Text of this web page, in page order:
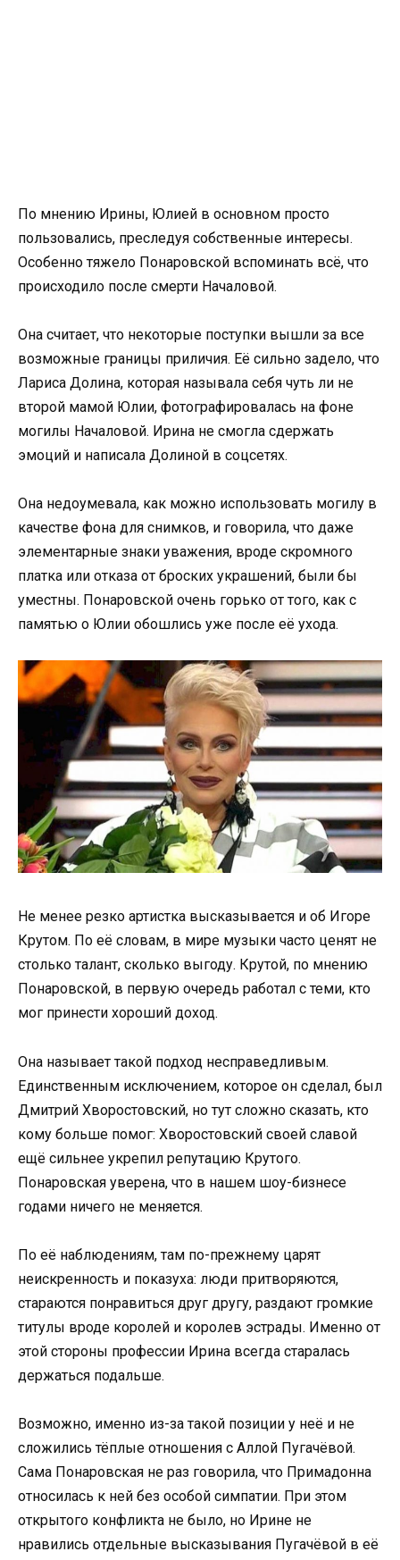
По мнению Ирины, Юлией в основном просто
пользовались, преследуя собственные интересы.
Особенно тяжело Понаровской вспоминать всё, что
происходило после смерти Началовой.
Она считает, что некоторые поступки вышли за все
возможные границы приличия. Её сильно задело, что
Лариса Долина, которая называла себя чуть ли не
второй мамой Юлии, фотографировалась на фоне
могилы Началовой. Ирина не смогла сдержать
эмоций и написала Долиной в соцсетях.
Она недоумевала, как можно использовать могилу в
качестве фона для снимков, и говорила, что даже
элементарные знаки уважения, вроде скромного
платка или отказа от броских украшений, были бы
уместны. Понаровской очень горько от того, как с
памятью о Юлии обошлись уже после её ухода.
Не менее резко артистка высказывается и об Игоре
Крутом. По её словам, в мире музыки часто ценят не
столько талант, сколько выгоду. Крутой, по мнению
Понаровской, в первую очередь работал с теми, кто
мог принести хороший доход.
Она называет такой подход несправедливым.
Единственным исключением, которое он сделал, был
Дмитрий Хворостовский, но тут сложно сказать, кто
кому больше помог: Хворостовский своей славой
ещё сильнее укрепил репутацию Крутого.
Понаровская уверена, что в нашем шоу-бизнесе
годами ничего не меняется.
По её наблюдениям, там по-прежнему царят
неискренность и показуха: люди притворяются,
стараются понравиться друг другу, раздают громкие
титулы вроде королей и королев эстрады. Именно от
этой стороны профессии Ирина всегда старалась
держаться подальше.
Возможно, именно из-за такой позиции у неё и не
сложились тёплые отношения с Аллой Пугачёвой.
Сама Понаровская не раз говорила, что Примадонна
относилась к ней без особой симпатии. При этом
открытого конфликта не было, но Ирине не
нравились отдельные высказывания Пугачёвой в её